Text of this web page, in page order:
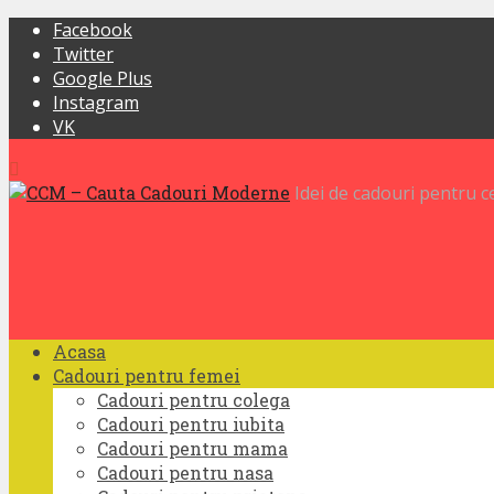
Facebook
Twitter
Google Plus
Instagram
VK
Idei de cadouri pentru
Acasa
Cadouri pentru femei
Cadouri pentru colega
Cadouri pentru iubita
Cadouri pentru mama
Cadouri pentru nasa